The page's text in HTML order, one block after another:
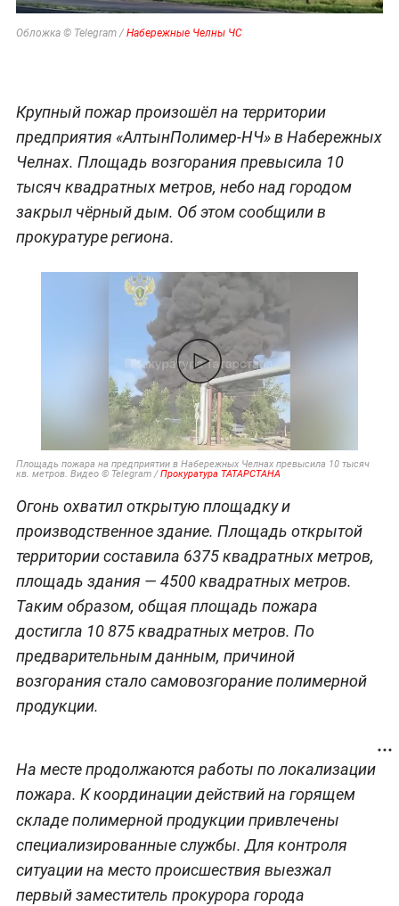
Обложка © Telegram / Набережные Челны ЧС
Крупный пожар произошёл на территории
предприятия «АлтынПолимер-НЧ» в Набережных
Челнах. Площадь возгорания превысила 10
тысяч квадратных метров, небо над городом
закрыл чёрный дым. Об этом сообщили в
прокуратуре региона.
Площадь пожара на предприятии в Набережных Челнах превысила 10 тысяч
кв. метров. Видео © Telegram /Прокуратура ТАТАРСТАНА
Огонь охватил открытую площадку и
производственное здание. Площадь открытой
территории составила 6375 квадратных метров,
площадь здания — 4500 квадратных метров.
Таким образом, общая площадь пожара
достигла 10 875 квадратных метров. По
предварительным данным, причиной
возгорания стало самовозгорание полимерной
продукции.
На месте продолжаются работы по локализации
пожара. К координации действий на горящем
складе полимерной продукциипривлечены
специализированные службы. Для контроля
ситуации на место происшествия выезжал
первый заместитель прокурора города